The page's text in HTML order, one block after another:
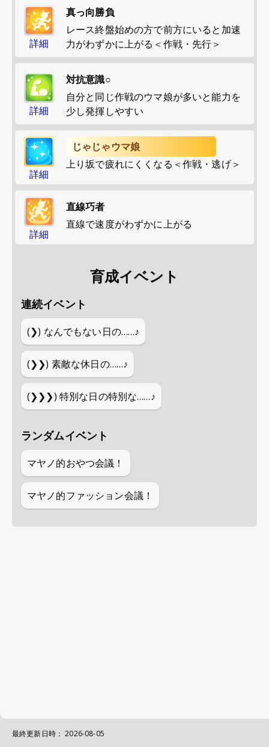
詳細
真っ向勝負
レース終盤始めの方で前方にいると加速
力がわずかに上がる＜作戦・先行＞
詳細
対抗意識○
自分と同じ作戦のウマ娘が多いと能力を
少し発揮しやすい
詳細
じゃじゃウマ娘
上り坂で疲れにくくなる＜作戦・逃げ＞
詳細
直線巧者
直線で速度がわずかに上がる
育成イベント
連続イベント
(❯) なんでもない日の……♪
(❯❯) 素敵な休日の……♪
(❯❯❯) 特別な日の特別な……♪
ランダムイベント
マヤノ的おやつ会議！
マヤノ的ファッション会議！
最終更新日時： 2026-08-05